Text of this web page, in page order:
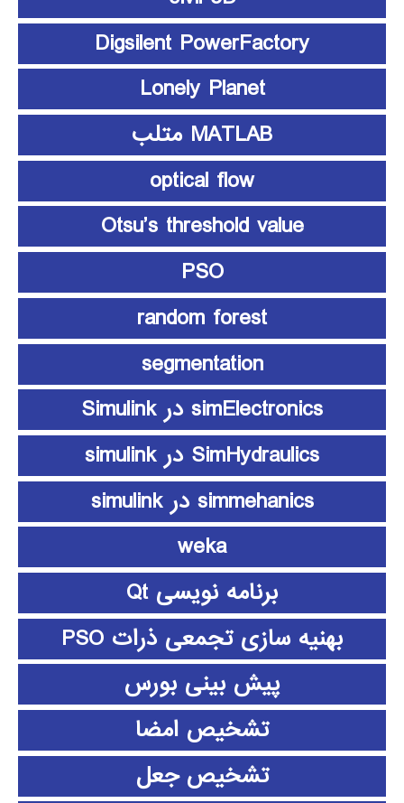
Digsilent PowerFactory
Lonely Planet
MATLAB متلب
optical flow
Otsu’s threshold value
PSO
random forest
segmentation
simElectronics در Simulink
SimHydraulics در simulink
simmehanics در simulink
weka
برنامه نویسی Qt
بهنیه سازی تجمعی ذرات PSO
پیش بینی بورس
تشخیص امضا
تشخیص جعل